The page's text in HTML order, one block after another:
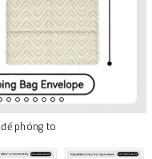
phóng to